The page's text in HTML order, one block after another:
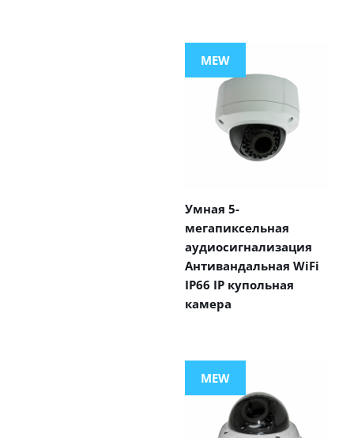
MEW
Умная 5-
мегапиксельная
аудиосигнализация
Антивандальная WiFi
IP66 IP купольная
камера
MEW